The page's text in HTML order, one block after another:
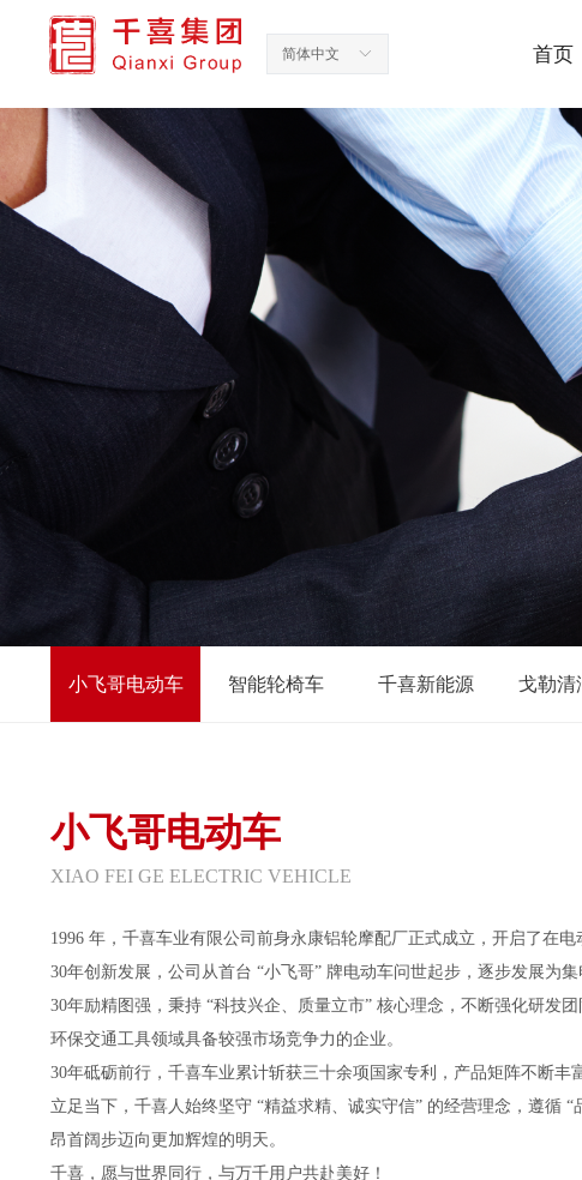
首页
ꀅ
简体中文
小飞哥电动车
XIAO FEI GE ELECTRIC VEHICLE
1996 年，千喜车业有限公司前身永康铝轮摩配厂正式成立，开启了在电
30年创新发展，公司从首台 “小飞哥” 牌电动车问世起步，逐步发展为
30年励精图强，秉持 “科技兴企、质量立市” 核心理念，不断强化研发
环保交通工具领域具备较强市场竞争力的企业。
30年砥砺前行，千喜车业累计斩获三十余项国家专利，产品矩阵不断
立足当下，千喜人始终坚守 “精益求精、诚实守信” 的经营理念，遵循
昂首阔步迈向更加辉煌的明天。
千喜，愿与世界同行，与万千用户共赴美好！
小飞哥电动车 智能轮椅车 千喜新能源 戈勒清